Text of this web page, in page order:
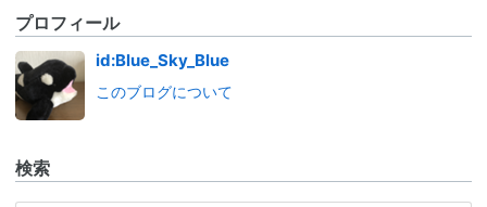
プロフィール
id:Blue_Sky_Blue
このブログについて
検索